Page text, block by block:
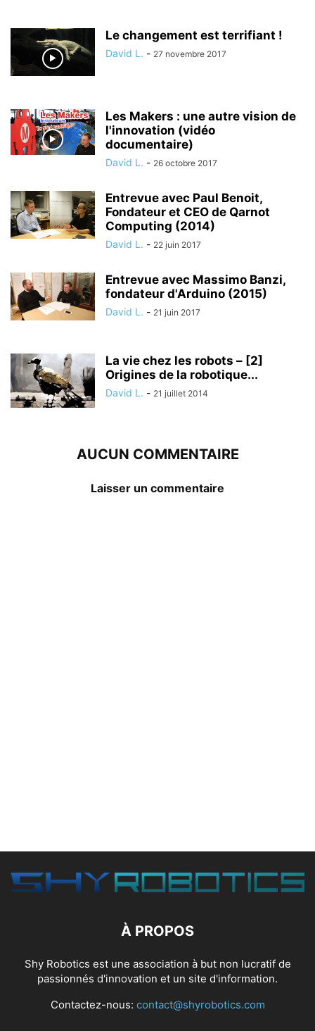
Le changement est terrifiant !
David L. - 27 novembre 2017
Les Makers : une autre vision de
l'innovation (vidéo
documentaire)
David L. - 26 octobre 2017
Entrevue avec Paul Benoit,
Fondateur et CEO de Qarnot
Computing (2014)
David L. - 22 juin 2017
Entrevue avec Massimo Banzi,
fondateur d'Arduino (2015)
David L. - 21 juin 2017
La vie chez les robots – [2]
Origines de la robotique...
David L. - 21 juillet 2014
AUCUN COMMENTAIRE
Laisser un commentaire
À PROPOS
Shy Robotics est une association à but non lucratif de
passionnés d'innovation et un site d'information.
Contactez-nous: contact@shyrobotics.com